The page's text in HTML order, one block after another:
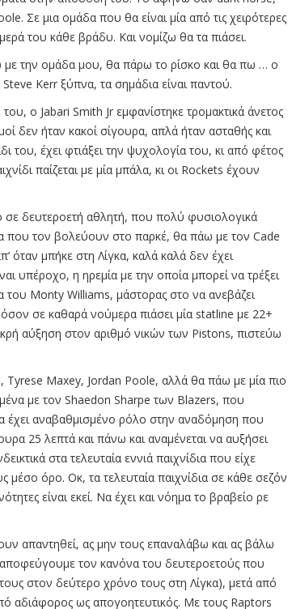
Σε μια ομάδα που θα είναι μία από τις χειρότερες
του κάθε βράδυ. Και νομίζω θα τα πιάσει.
την ομάδα μου, θα πάρω το ρίσκο και θα πω … ο
Kerr ξύπνα, τα σημάδια είναι παντού.
ο Jabari Smith Jr εμφανίστηκε τρομακτικά άνετος
δεν ήταν κακοί σίγουρα, απλά ήταν ασταθής και
του, έχει φτιάξει την ψυχολογία του, κι από φέτος
παίζεται με μία μπάλα, κι οι Rockets έχουν
δευτεροετή αθλητή, που πολύ φυσιολογικά
που τον βολεύουν στο παρκέ, θα πάω με τον Cade
όταν μπήκε στη Λίγκα, καλά καλά δεν έχει
υπέροχο, η ηρεμία με την οποία μπορεί να τρέξει
του Monty Williams, μάστορας στο να ανεβάζει
σε καθαρά νούμερα πιάσει μία statline με 22+
αύξηση στον αριθμό νικών των Pistons, πιστεύω
Tyrese Maxey, Jordan Poole, αλλά θα πάω με μία πιο
με τον Shaedon Sharpe των Blazers, που
αναβαθμισμένο ρόλο στην αναδόμηση που
25 λεπτά και πάνω και αναμένεται να αυξήσει
στα τελευταία εννιά παιχνίδια που είχε
όρο. Οκ, τα τελευταία παιχνίδια σε κάθε σεζόν
είναι εκεί. Να έχει και νόημα το βραβείο ρε
απαντηθεί, ας μην τους επαναλάβω και ας βάλω
τον κανόνα του δευτεροετούς που
στον δεύτερο χρόνο τους στη Λίγκα), μετά από
αδιάφορος ως απογοητευτικός. Με τους Raptors